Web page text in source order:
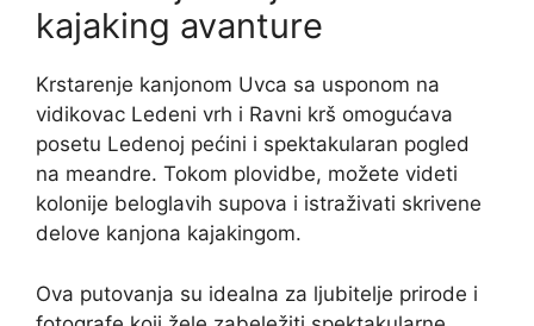
kajaking avanture
Krstarenje kanjonom Uvca sa usponom na
vidikovac Ledeni vrh i Ravni krš omogućava
posetu Ledenoj pećini i spektakularan pogled
na meandre. Tokom plovidbe, možete videti
kolonije beloglavih supova i istraživati skrivene
delove kanjona kajakingom.
Ova putovanja su idealna za ljubitelje prirode i